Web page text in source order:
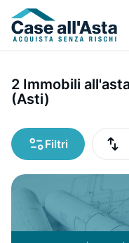
2 Immobili
(Asti)
Filtri